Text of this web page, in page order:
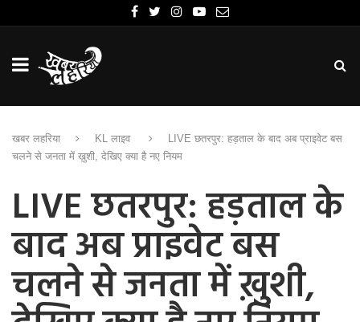
खबर लहरिया KL लाइव
LIVE छतरपुर: हड़ताल के बाद अब प्राइवेट बस
चलने से जनता में ख़ुशी, देखिए क्या है नए नियम
LIVE छतरपुर: हड़ताल के
बाद अब प्राइवेट बस
चलने से जनता में ख़ुशी,